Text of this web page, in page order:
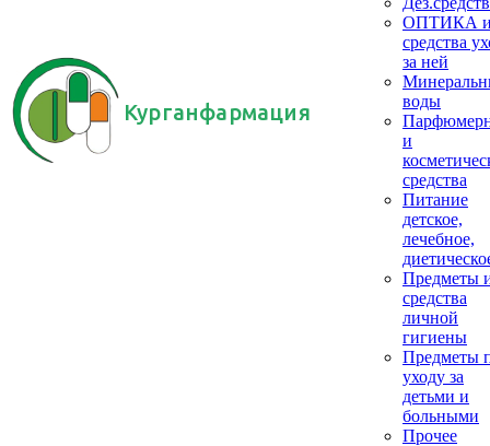
Курганфармация
ОПТИКА
средства
за ней
воды
и
средства
Питание
детское,
лечебное,
Предметы
средства
личной
гигиены
Предметы
уходу за
детьми и
больными
Прочее